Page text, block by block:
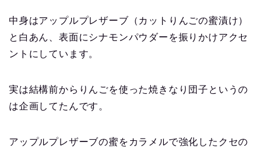
中身はアップルプレザーブ（カットりんごの蜜漬け）
と白あん、表面にシナモンパウダーを振りかけアクセ
ントにしています。
実は結構前からりんごを使った焼きなり団子というの
は企画してたんです。
アップルプレザーブの蜜をカラメルで強化したクセの